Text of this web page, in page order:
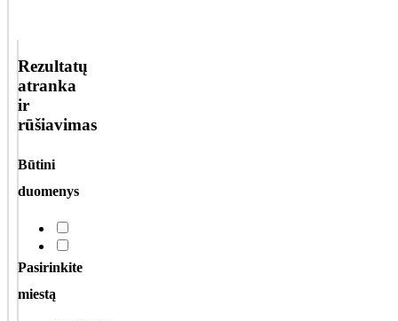
Rezultatų
atranka
ir
rūšiavimas
Būtini
duomenys
Pasirinkite
miestą